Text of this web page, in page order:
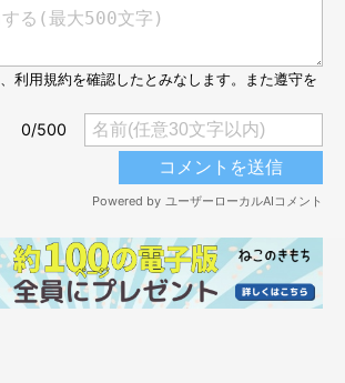
ラリー
で見られる猫の行動とは、具体的にどのよう
か？ ここからは、飼い主さんたちから寄せ
紹介します！